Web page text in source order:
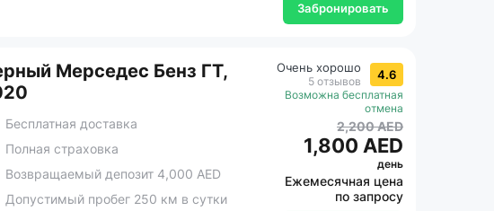
Забронировать
Мерседес Бенз ГТ,
Бесплатная доставка
Полная страховка
Возвращаемый депозит 4,000 AED
Допустимый пробег 250 км в сутки
Очень хорошо
5 отзывов 4.6
Возможна бесплатная
отмена
2,200 AED
1,800 AED
день
Ежемесячная цена
по запросу